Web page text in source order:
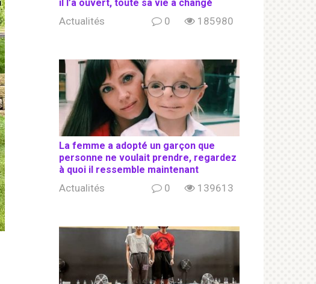
il l’a ouvert, toute sa vie a changé
Actualités 0 185980
La femme a adopté un garçon que
personne ne voulait prendre, regardez
à quoi il ressemble maintenant
Actualités 0 139613